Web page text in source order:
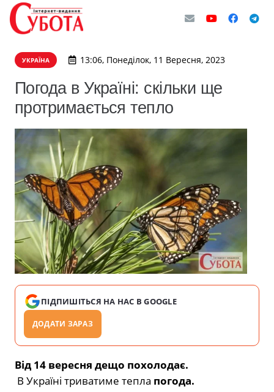
УКРАЇНА 13:06, Понеділок, 11 Вересня, 2023
Погода в Україні: скільки ще
протримається тепло
ПІДПИШІТЬСЯ НА НАС В GOOGLE
ДОДАТИ ЗАРАЗ
Від 14 вересня дещо похолодає.
В Україні триватиме тепла погода.